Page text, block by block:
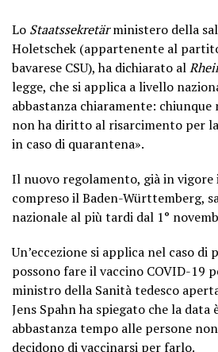
Lo Staatssekretärministero della
Holetschek (appartenente al
bavarese CSU), ha dichiarato al
legge, che si applica a livello
abbastanza chiaramente:
non ha diritto al risarcimento per
in caso di quarantena».
Il nuovo regolamento, già in vigore
compreso il Baden-Württemberg,
nazionale al più tardi dal 1°
Un’eccezione si applica nel caso di
possono fare il vaccino COVID-19
ministro della Sanità tedesco
Jens Spahn ha spiegato che la
abbastanza tempo alle persone
decidono di vaccinarsi per farlo.